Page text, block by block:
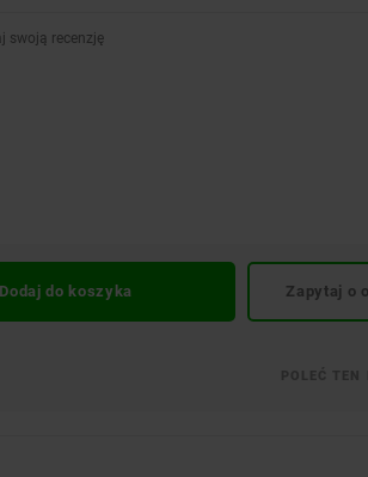
swoją recenzję
Dodaj do koszyka Zapytaj o